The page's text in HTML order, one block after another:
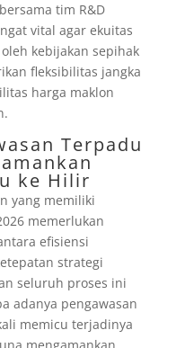
tim R&D
vital agar ekuitas
kebijakan sepihak
fleksibilitas jangka
harga maklon
Terpadu
ke Hilir
yang memiliki
memerlukan
efisiensi
strategi
seluruh proses ini
adanya pengawasan
memicu terjadinya